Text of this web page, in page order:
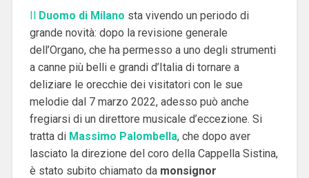
Il Duomo di Milano sta vivendo un periodo di
grande novità: dopo la revisione generale
dell’Organo, che ha permesso a uno degli strumenti
a canne più belli e grandi d’Italia di tornare a
deliziare le orecchie dei visitatori con le sue
melodie dal 7 marzo 2022, adesso può anche
fregiarsi di un direttore musicale d’eccezione. Si
tratta di Massimo Palombella, che dopo aver
lasciato la direzione del coro della Cappella Sistina,
è stato subito chiamato da monsignor